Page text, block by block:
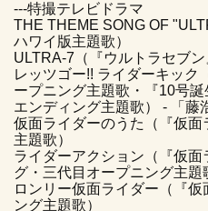
---特撮テレビドラマ
THE THEME SONG OF
ハワイ版主題歌）
ULTRA-7（『ウルトラセブン
レッツゴー!! ライダーキック
ープニング主題歌・『10号誕
エンディング主題歌） - 「藤
仮面ライダーのうた（『仮
主題歌）
ライダーアクション（『仮
グ・三代目オープニング主題
ロンリー仮面ライダー（『
ング主題歌）